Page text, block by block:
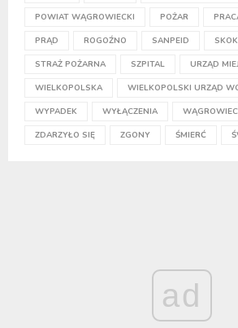
POWIAT WĄGROWIECKI POŻAR
PRĄD ROGOŹNO SANPEID
STRAŻ POŻARNA SZPITAL URZĄD
WIELKOPOLSKA WIELKOPOLSKI URZĄD
WYPADEK WYŁĄCZENIA WĄGROWIEC
ZDARZYŁO SIĘ ZGONY ŚMIERĆ
ad